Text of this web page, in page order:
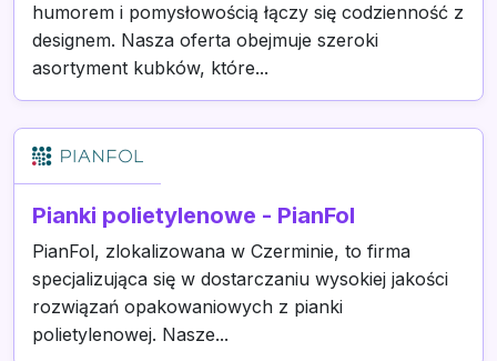
humorem i pomysłowością łączy się codzienność z
designem. Nasza oferta obejmuje szeroki
asortyment kubków, które...
Pianki polietylenowe - PianFol
PianFol, zlokalizowana w Czerminie, to firma
specjalizująca się w dostarczaniu wysokiej jakości
rozwiązań opakowaniowych z pianki
polietylenowej. Nasze...